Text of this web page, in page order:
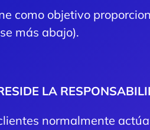
como objetivo
más abajo).
LA
normalmente